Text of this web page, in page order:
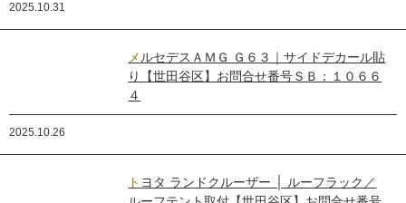
2025.10.31
メルセデスＡＭＧ Ｇ６３｜サイドデカール貼
り【世田谷区】お問合せ番号ＳＢ：１０６６
４
2025.10.26
トヨタ ランドクルーザー │ ルーフラック／